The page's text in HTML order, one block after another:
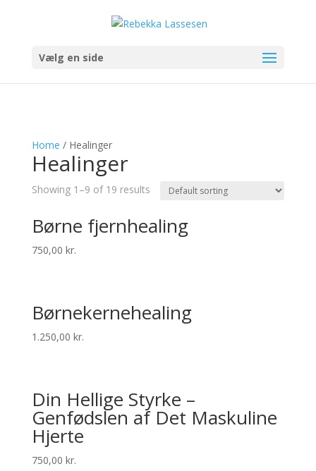
Vælg en side
Home / Healinger
Healinger
Showing 1–9 of 19 results
Børne fjernhealing
750,00 kr.
Børnekernehealing
1.250,00 kr.
Din Hellige Styrke –
Genfødslen af Det Maskuline
Hjerte
750,00 kr.